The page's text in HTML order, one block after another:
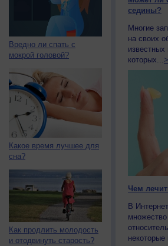
Вредно ли спать с
мокрой головой?
Какое время лучшее для
сна?
Как продлить молодость
и отодвинуть старость?
седины?
Многие
на своих
известных
которых...
Чем
В
множество
некоторые